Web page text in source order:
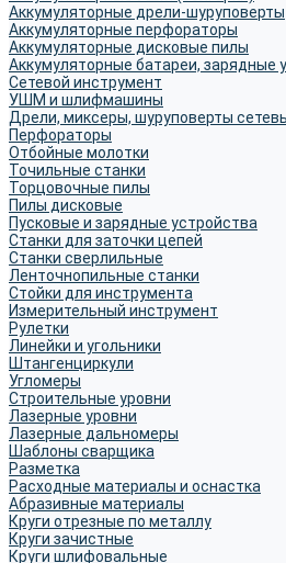
Аккумуляторные дрели-шуруповерты
Аккумуляторные перфораторы
Аккумуляторные дисковые пилы
Аккумуляторные батареи, зарядные
Сетевой инструмент
УШМ и шлифмашины
Дрели, миксеры, шуруповерты
Перфораторы
Отбойные молотки
Точильные станки
Торцовочные пилы
Пилы дисковые
Пусковые и зарядные устройства
Станки для заточки цепей
Станки сверлильные
Ленточнопильные станки
Стойки для инструмента
Измерительный инструмент
Рулетки
Линейки и угольники
Штангенциркули
Угломеры
Строительные уровни
Лазерные уровни
Лазерные дальномеры
Шаблоны сварщика
Разметка
Расходные материалы и оснастка
Абразивные материалы
Круги отрезные по металлу
Круги зачистные
Круги шлифовальные